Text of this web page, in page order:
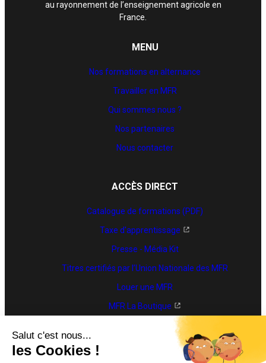
au rayonnement de l’enseignement agricole en
France.
MENU
Nos formations en alternance
Travailler en MFR
Qui sommes nous ?
Nos partenaires
Nous contacter
ACCÈS DIRECT
Catalogue de formations (PDF)
Taxe d'apprentissage
Presse - Média Kit
Titres certifiés par l’Union Nationale des MFR
Louer une MFR
MFR La Boutique
Trouver une formation